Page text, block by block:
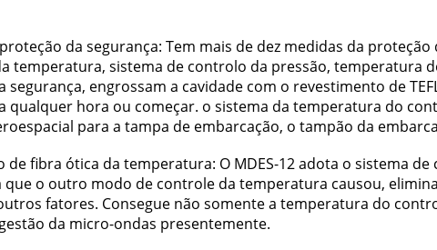
da segurança: Tem mais de dez medidas da
temperatura, sistema de controlo da pressão, temperatura
segurança, engrossam a cavidade com o revestimento de
qualquer hora ou começar. o sistema da temperatura do
para a tampa de embarcação, o tampão da
de fibra ótica da temperatura: O MDES-12 adota o sistema
que o outro modo de controle da temperatura causou,
fatores. Consegue não somente a temperatura do
da micro-ondas presentemente.